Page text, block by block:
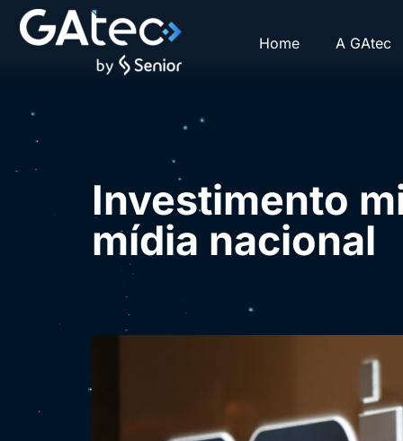
Home A GAtec
Investimento
mídia nacional